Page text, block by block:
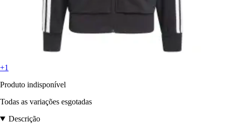
+1
Produto indisponível
Todas as variações esgotadas
Descrição